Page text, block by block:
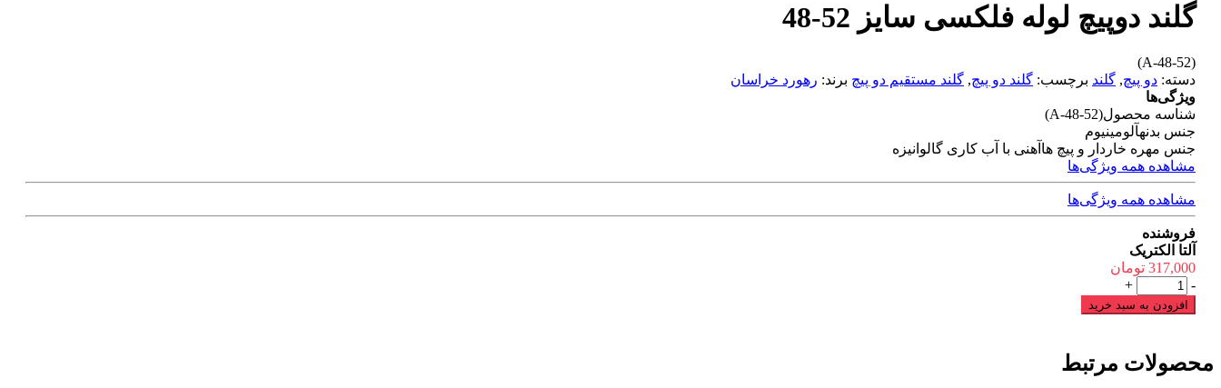
گلند دوپیچ لوله فلکسی سایز 52-48
(A-48-52)
دسته: دو پیچ, گلند برچسب: گلند دو پیچ, گلند مستقیم دو پیچ برند: رهورد خراسان
ویژگی‌ها
شناسه محصول(A-48-52)
جنس بدنهآلومینیوم
جنس مهره خاردار و پیچ ها آهنی با آب کاری گالوانیزه
مشاهده همه ویژگی‌ها
مشاهده همه ویژگی‌ها
فروشنده
آلتا الکتریک
317,000 تومان
گلند
دوپیچ
لوله
52-
-
+
افزودن به سبد خرید
محصولات مرتبط